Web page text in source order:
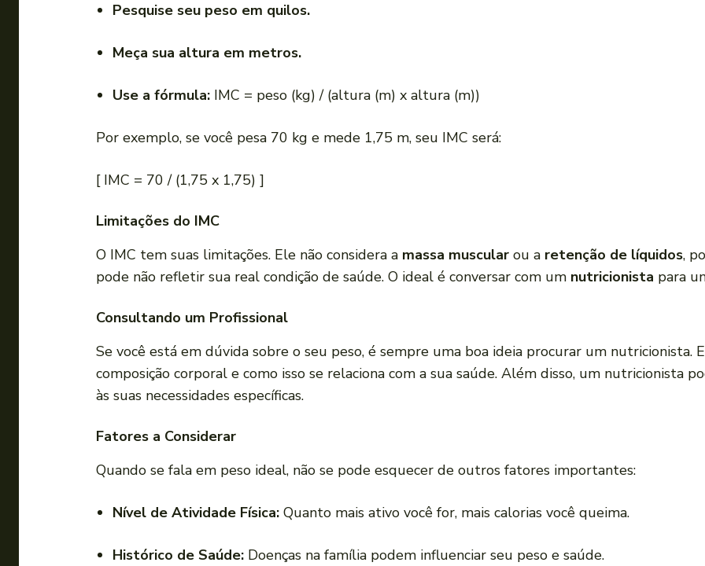
Pesquise seu peso em quilos.
Meça sua altura em metros.
Use a fórmula: IMC = peso (kg) / (altura (m) x altura (m))
Por exemplo, se você pesa 70 kg e mede 1,75 m, seu IMC será:
[ IMC = 70 / (1,75 x 1,75) ]
Limitações do IMC
O IMC tem suas limitações. Ele não considera a massa muscular ou a retenção de líquidos,
pode não refletir sua real condição de saúde. O ideal é conversar com um nutricionista para
Consultando um Profissional
Se você está em dúvida sobre o seu peso, é sempre uma boa ideia procurar um nutricionista.
composição corporal e como isso se relaciona com a sua saúde. Além disso, um nutricionista
às suas necessidades específicas.
Fatores a Considerar
Quando se fala em peso ideal, não se pode esquecer de outros fatores importantes:
Nível de Atividade Física: Quanto mais ativo você for, mais calorias você queima.
Histórico de Saúde: Doenças na família podem influenciar seu peso e saúde.